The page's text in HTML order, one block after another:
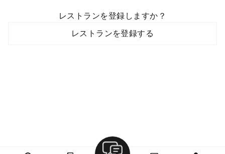
レストランを登録しますか？
レストランを登録する